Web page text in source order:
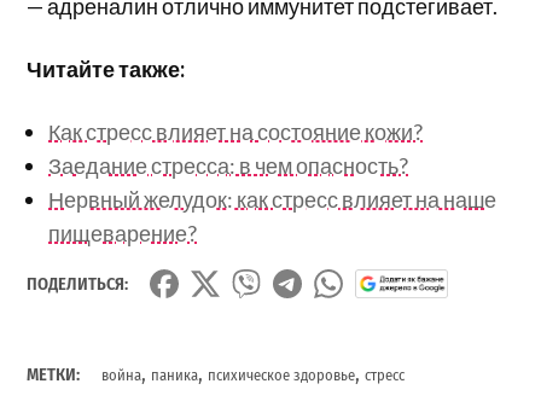
— адреналин отлично иммунитет подстегивает.
Читайте также:
Как стресс влияет на состояние кожи?
Заедание стресса: в чем опасность?
Нервный желудок: как стресс влияет на наше
пищеварение?
ПОДЕЛИТЬСЯ:
МЕТКИ: война, паника, психическое здоровье,стресс